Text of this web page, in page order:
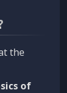
the
of